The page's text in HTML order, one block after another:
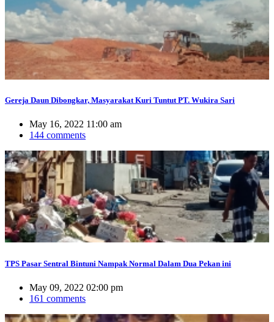
Gereja Daun Dibongkar, Masyarakat Kuri Tuntut PT. Wukira Sari
May 16, 2022 11:00 am
144 comments
TPS Pasar Sentral Bintuni Nampak Normal Dalam Dua Pekan ini
May 09, 2022 02:00 pm
161 comments